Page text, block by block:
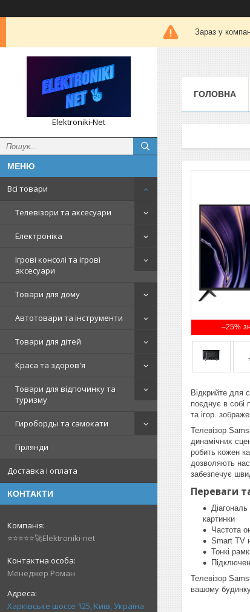
Зараз у
Elektroniki-Net
Всі товари
Телевізори та аксесуари
Електроніка
Ігрові консолі та ігрові
аксесуари
Товари для дому
Автотовари та інструменти
Товари для дітей
Краса та здоров'я
Товари для відпочинку та
туризму
Гироборды та самокати
Гірлянди
Доставка і оплата
КОНТАКТИ
⭐⭐⭐⭐⭐🚀Elektroniki-net
Менеджер Роман
Харківське шоссе 125, Київ, Україна
ГОЛОВНА
–25%
Відкрийте для
поєднує в собі
та ігор.
Телевізор
динамічних
робить кожен
дозволяють
забезпечує
Переваги
картинки
Частота
Smart TV
Тонкі
Телевізор
вашому